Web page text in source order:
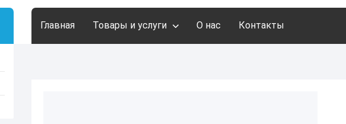
Главная Товары и услуги О нас Контакты